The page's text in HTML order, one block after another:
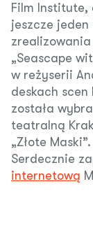
Film Institute,
jeszcze
„Seascape
w reżyserii
deskach scen
została
teatralną
„Złote Maski”.
Serdecznie
internetową